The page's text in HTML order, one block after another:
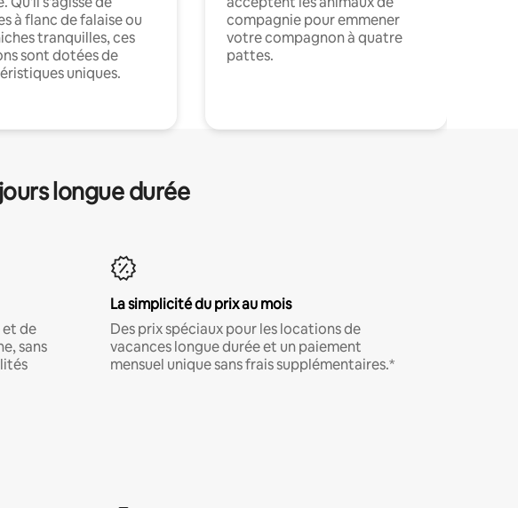
à flanc de falaise ou
tranquilles, ces
sont dotées de
uniques.
compagnie pour emmener
votre compagnon à quatre
pattes.
longue durée
et de
sans
La simplicité du prix au mois
Des prix spéciaux pour les locations de
vacances longue durée et un paiement
mensuel unique sans frais supplémentaires.*